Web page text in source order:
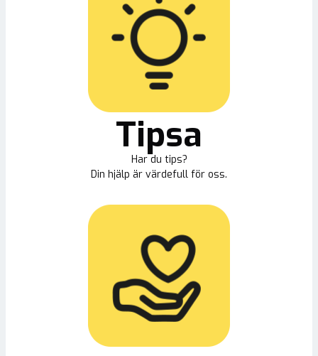
Tipsa
Har du tips?
Din hjälp är värdefull för oss.